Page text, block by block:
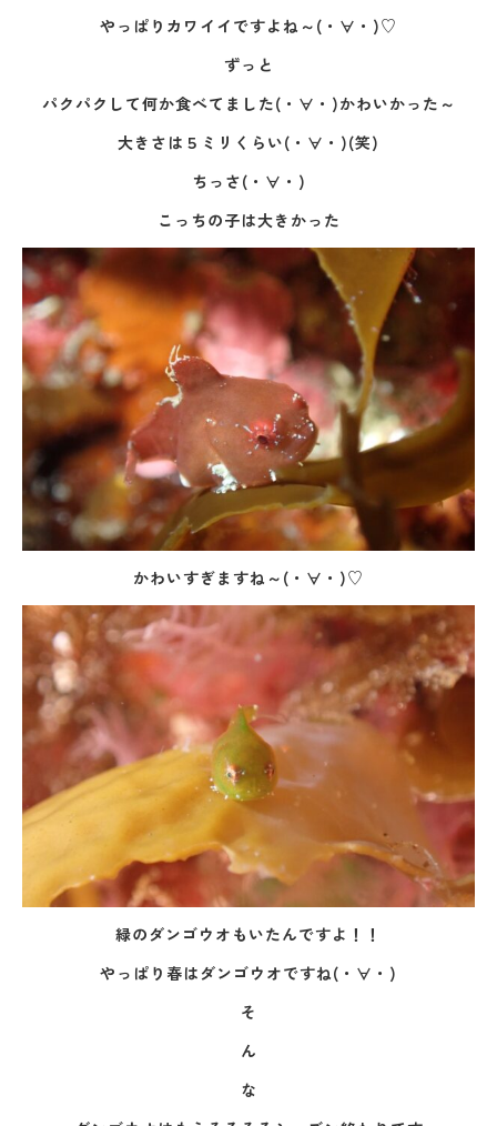
やっぱりカワイイですよね～(・∀・)♡
ずっと
パクパクして何か食べてました(・∀・)かわいかった～
大きさは５ミリくらい(・∀・)(笑)
ちっさ(・∀・)
こっちの子は大きかった
かわいすぎますね～(・∀・)♡
緑のダンゴウオもいたんですよ！！
やっぱり春はダンゴウオですね(・∀・)
そ
ん
な